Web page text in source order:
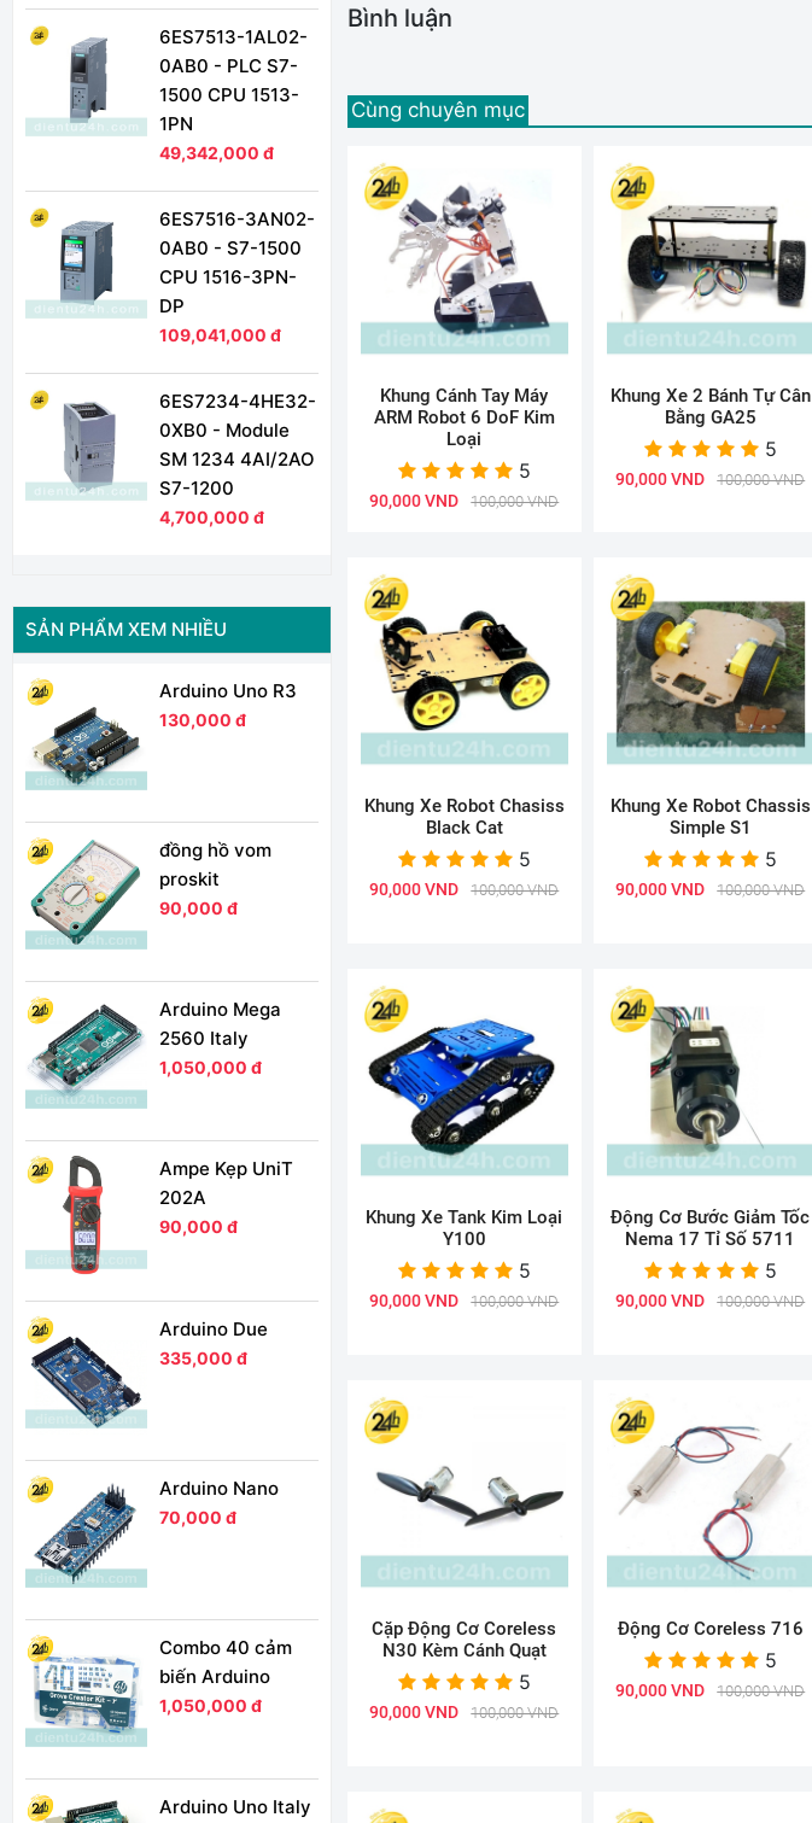
Bình luận
Cùng chuyên mục
Khung Cánh Tay Máy
ARM Robot 6 DoF Kim
Loại
5
90,000 VND 100,000 VND
Khung Xe 2 Bánh Tự Cân
Bằng GA25
5
90,000 VND 100,000 VND
Khung Xe Robot Chasiss
Black Cat
5
90,000 VND 100,000 VND
Khung Xe Robot Chassis
Simple S1
5
90,000 VND 100,000 VND
Khung Xe Tank Kim Loại
Y100
5
90,000 VND 100,000 VND
Động Cơ Bước Giảm Tốc
Nema 17 Tỉ Số 5711
5
90,000 VND 100,000 VND
Cặp Động Cơ Coreless
N30 Kèm Cánh Quạt
5
90,000 VND 100,000 VND
Động Cơ Coreless 716
5
90,000 VND 100,000 VND
6ES7513-1AL02-
0AB0 - PLC S7-
1500 CPU 1513-
1PN
49,342,000 đ
6ES7516-3AN02-
0AB0 - S7-1500
CPU 1516-3PN-
DP
109,041,000 đ
6ES7234-4HE32-
0XB0 - Module
SM 1234 4AI/2AO
S7-1200
4,700,000 đ
SẢN PHẨM XEM NHIỀU
Arduino Uno R3
130,000 đ
đồng hồ vom
proskit
90,000 đ
Arduino Mega
2560 Italy
1,050,000 đ
Ampe Kẹp UniT
202A
90,000 đ
Arduino Due
335,000 đ
Arduino Nano
70,000 đ
Combo 40 cảm
biến Arduino
1,050,000 đ
Arduino Uno Italy